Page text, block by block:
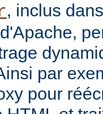
, inclus
par
pour